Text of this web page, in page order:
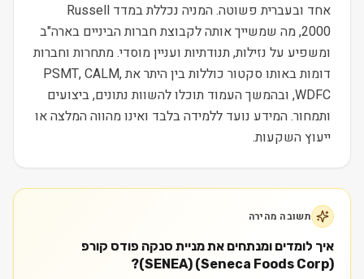
אחד ובעברית פשוטה. המניה נכללת במדד Russell
2000, מה שמשייך אותה לקבוצת חברות הביניים בארה"ב
ומשפיע על נזילות, תנודתיות ועניין מוסדי. מתחרות וחברות
דומות באותו סקטור כוללות בין היתר את PSMT, CALM,
WDFC, ובהמשך העמוד תוכלו להשוות נתונים, ביצועים
ותמחור. המידע נועד ללמידה בלבד ואינו מהווה המלצה או
ייעוץ השקעות.
תשובה מהירה
איך לומדים ומנתחים את מניית סנקה פודס קורפ
(Seneca Foods Corp) (SENEA)?